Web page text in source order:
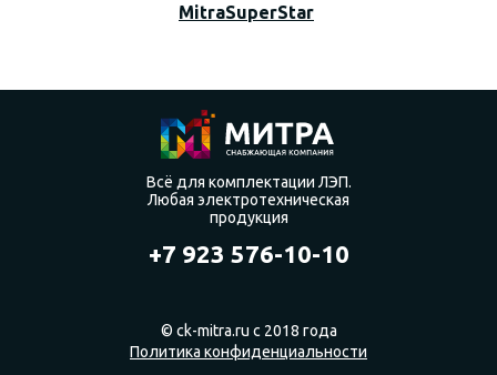
MitraSuperStar
Всё для комплектации ЛЭП.
Любая электротехническая
продукция
+7 923 576-10-10
© ck-mitra.ru с 2018 года
Политика конфиденциальности